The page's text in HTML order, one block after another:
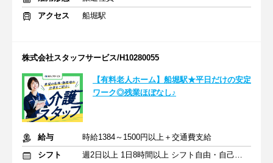
アクセス
船堀駅
株式会社スタッフサービス/H10280055
【有料老人ホーム】船堀駅★平日だけの安定
ワーク◎残業ほぼなし♪
給与
時給1384～1500円以上＋交通費支給
シフト
週2日以上 1日8時間以上 シフト自由・自己申告